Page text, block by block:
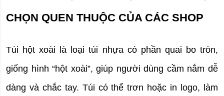
CHỌN QUEN THUỘC CỦA CÁC SHOP
Túi hột xoài là loại túi nhựa có phần quai bo tròn,
giống hình “hột xoài”, giúp người dùng cầm nắm dễ
dàng và chắc tay. Túi có thể trơn hoặc in logo, làm